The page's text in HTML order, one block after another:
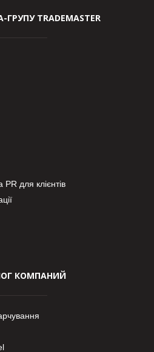
TRADEMASTER
для клієнтів
КОМПАНИЙ